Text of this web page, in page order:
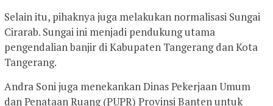
Selain itu, pihaknya juga melakukan normalisasi Sungai
Cirarab. Sungai ini menjadi pendukung utama
pengendalian banjir di Kabupaten Tangerang dan Kota
Tangerang.
Andra Soni juga menekankan Dinas Pekerjaan Umum
dan Penataan Ruang (PUPR) Provinsi Banten untuk